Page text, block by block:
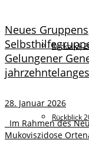
Rückblick
Rückblick
Neues
Gelungener
28. Januar 2026
Im Rahmen des
Mukoviszidose